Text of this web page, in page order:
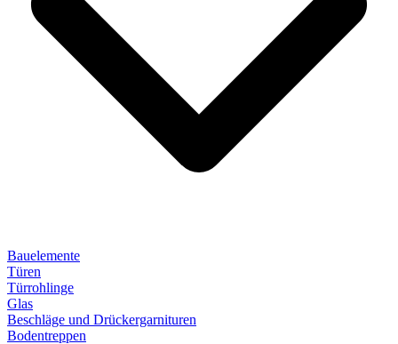
Bauelemente
Türen
Türrohlinge
Glas
Beschläge und Drückergarnituren
Bodentreppen